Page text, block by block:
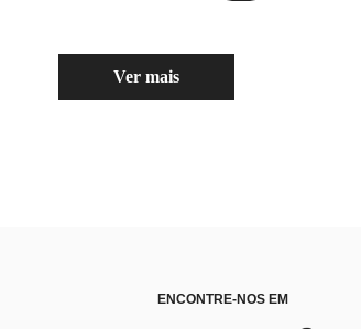
Ver mais
ENCONTRE-NOS EM